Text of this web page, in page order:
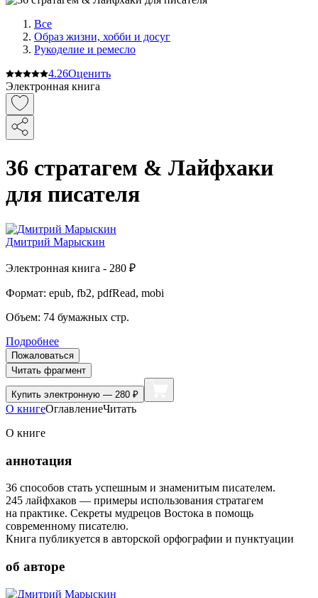
Все
Образ жизни, хобби и досуг
Рукоделие и ремесло
4.26Оценить
Электронная книга
36 стратагем & Лайфхаки
для писателя
Дмитрий Марыскин
Электронная книга - 280 ₽
Формат: epub, fb2, pdfRead, mobi
Объем: 74 бумажных стр.
Подробнее
Пожаловаться
Читать фрагмент
Купить электронную — 280 ₽
О книгеОглавлениеЧитать
О книге
аннотация
36 способов стать успешным и знаменитым писателем.
245 лайфхаков — примеры использования стратагем
на практике. Секреты мудрецов Востока в помощь
современному писателю.
Книга публикуется в авторской орфографии и пунктуации
об авторе